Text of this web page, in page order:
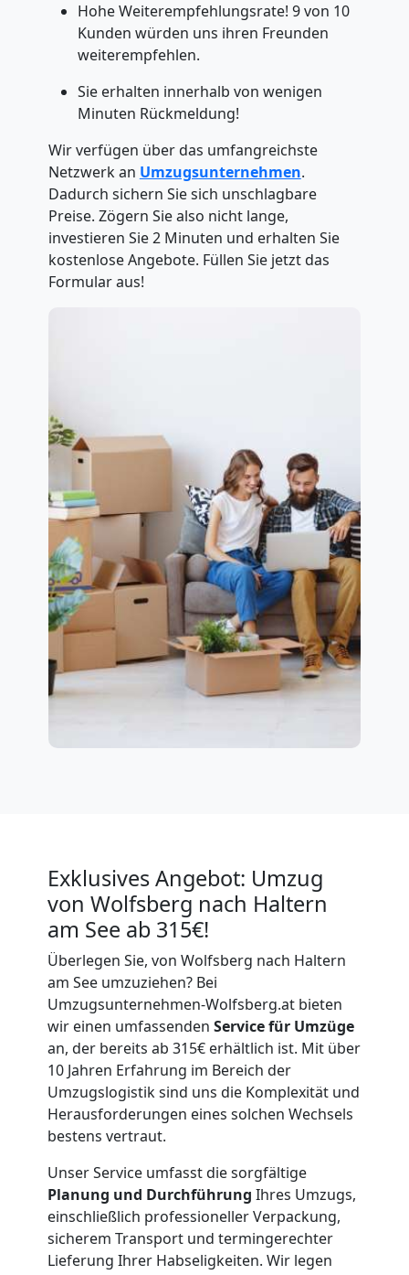
Hohe Weiterempfehlungsrate! 9 von 10
Kunden würden uns ihren Freunden
weiterempfehlen.
Sie erhalten innerhalb von wenigen
Minuten Rückmeldung!
Wir verfügen über das umfangreichste
Netzwerk an Umzugsunternehmen.
Dadurch sichern Sie sich unschlagbare
Preise. Zögern Sie also nicht lange,
investieren Sie 2 Minuten und erhalten Sie
kostenlose Angebote. Füllen Sie jetzt das
Formular aus!
Exklusives Angebot: Umzug
von Wolfsberg nach Haltern
am See ab 315€!
Überlegen Sie, von Wolfsberg nach Haltern
am See umzuziehen? Bei
Umzugsunternehmen-Wolfsberg.at bieten
wir einen umfassenden Service für Umzüge
an, der bereits ab 315€ erhältlich ist. Mit über
10 Jahren Erfahrung im Bereich der
Umzugslogistik sind uns die Komplexität und
Herausforderungen eines solchen Wechsels
bestens vertraut.
Unser Service umfasst die sorgfältige
Planung und Durchführung Ihres Umzugs,
einschließlich professioneller Verpackung,
sicherem Transport und termingerechter
Lieferung Ihrer Habseligkeiten. Wir legen